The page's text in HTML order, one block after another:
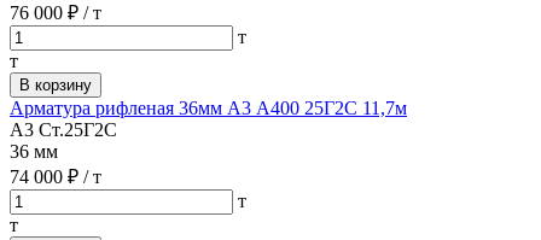
76 000 ₽ / т
т
т
В корзину
Арматура рифленая 36мм А3 А400 25Г2С 11,7м
А3 Ст.25Г2С
36 мм
74 000 ₽ / т
т
т